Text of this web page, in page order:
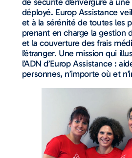
déployé. Europ Assistance
et à la sérénité de toutes les
prenant en charge la gestion
et la couverture des frais
l’étranger. Une mission qui
l’ADN d’Europ Assistance :
personnes, n’importe où et